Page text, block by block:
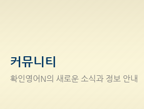
커뮤니티
확인영어 N의 새로운 소식과 정보 안내